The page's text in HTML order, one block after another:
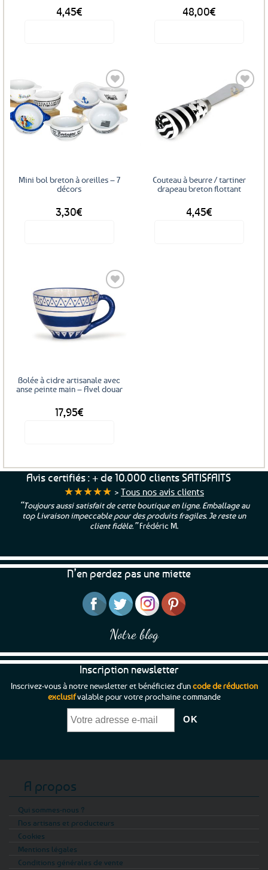
4,45€ 48,00€
Ajouter
aux
favoris
Mini bol breton à oreilles – 7
décors
3,30€
plusieurs
variations.
sur
Couteau à beurre / tartiner
drapeau breton flottant
4,45€
Ajouter
aux
favoris
Bolée à cidre artisanale avec
anse peinte main – Avel douar
17,95€
Avis certifiés : + de 10.000 clients SATISFAITS
★★★★★ > Tous nos avis clients
“Toujours aussi satisfait de cette boutique en ligne. Emballage au
top Livraison impeccable pour des produits fragiles. Je reste un
client fidèle.”Frédéric M.
N’en perdez pas une miette
Notre blog
Inscription newsletter
Inscrivez-vous à notre newsletter et bénéficiez d'uncode de réduction
exclusifvalable pour votre prochaine commande
A propos
Qui sommes-nous ?
Nos artisans et producteurs
Cookies
Mentions légales
Conditions générales de vente